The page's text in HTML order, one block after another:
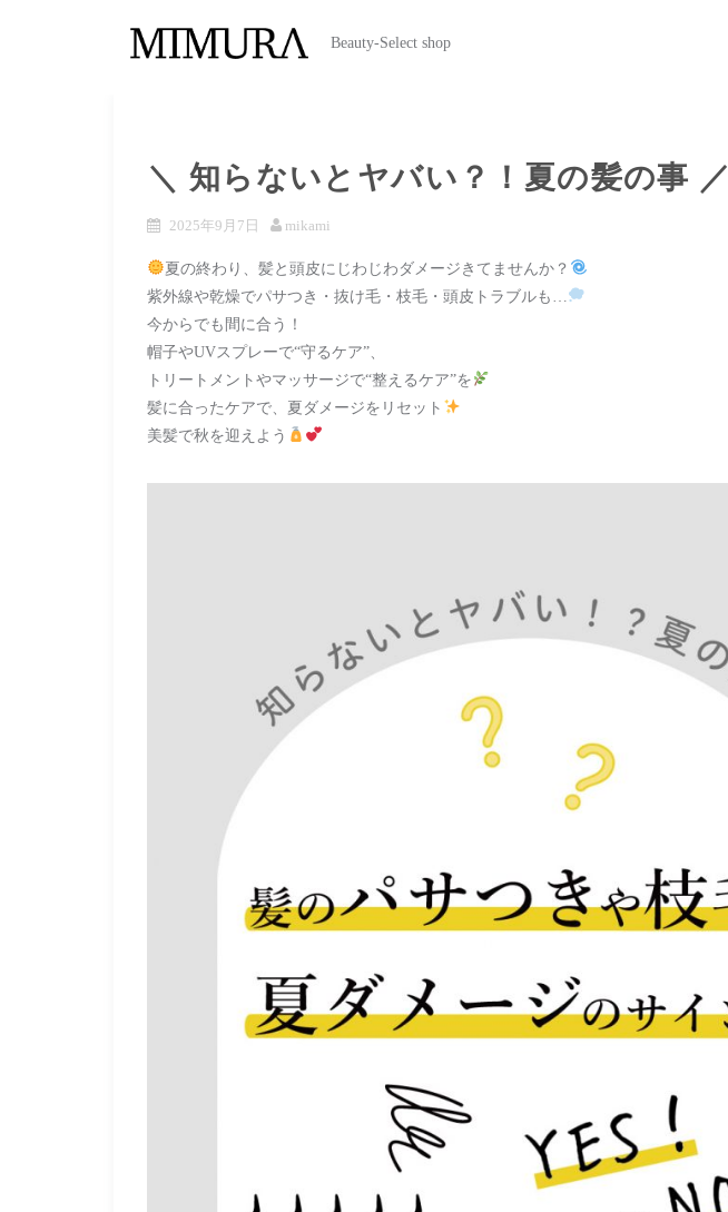
Beauty-Select shop
＼ 知らないとヤバい？！夏の髪の事 ／
2025年9月7日 mikami
夏の終わり、髪と頭皮にじわじわダメージきてませんか？
紫外線や乾燥でパサつき・抜け毛・枝毛・頭皮トラブルも…
今からでも間に合う！
帽子やUVスプレーで“守るケア”、
トリートメントやマッサージで“整えるケア”を
髪に合ったケアで、夏ダメージをリセット
美髪で秋を迎えよう